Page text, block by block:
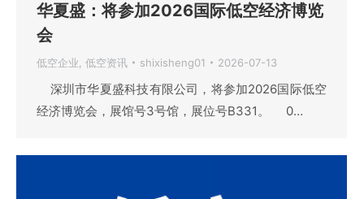
华夏盛：将参加2026国际低空经济博览
会
低空企业, 低空资讯 shixisheng01 2026-07-13
深圳市华夏盛科技有限公司，将参加2026国际低空
经济博览会，展馆号3号馆，展位号B331。 0…